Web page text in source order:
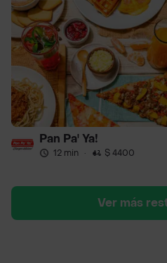
Pan Pa' Ya!
12 min · $ 4400
Ver más